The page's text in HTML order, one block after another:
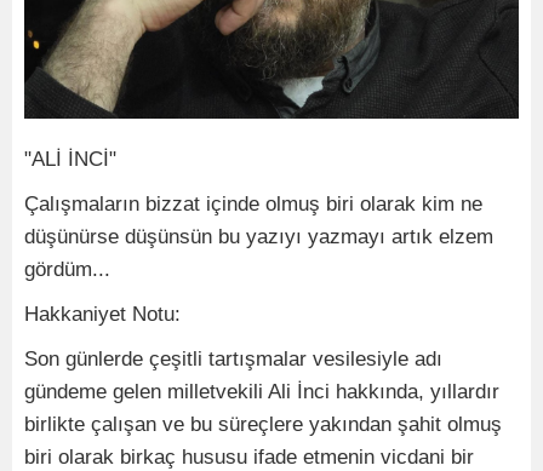
"ALİ İNCİ"
Çalışmaların bizzat içinde olmuş biri olarak kim ne
düşünürse düşünsün bu yazıyı yazmayı artık elzem
gördüm...
Hakkaniyet Notu:
Son günlerde çeşitli tartışmalar vesilesiyle adı
gündeme gelen milletvekili Ali İnci hakkında, yıllardır
birlikte çalışan ve bu süreçlere yakından şahit olmuş
biri olarak birkaç hususu ifade etmenin vicdani bir